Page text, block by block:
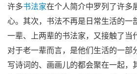
许多书法家在个人简介中罗列了许多
心。其次，书法不再是日常生活的一
一辈、上两辈的书法家，又接触了当
对于老一辈而言，是他们生活的一部
写诗词的、画画儿的都会聚在一起，